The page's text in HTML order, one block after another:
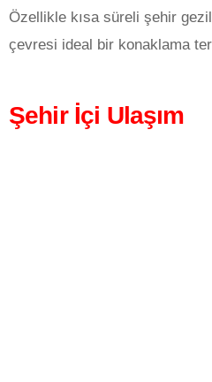
Özellikle kısa süreli şehir
çevresi ideal bir konaklama
Şehir İçi Ulaşım